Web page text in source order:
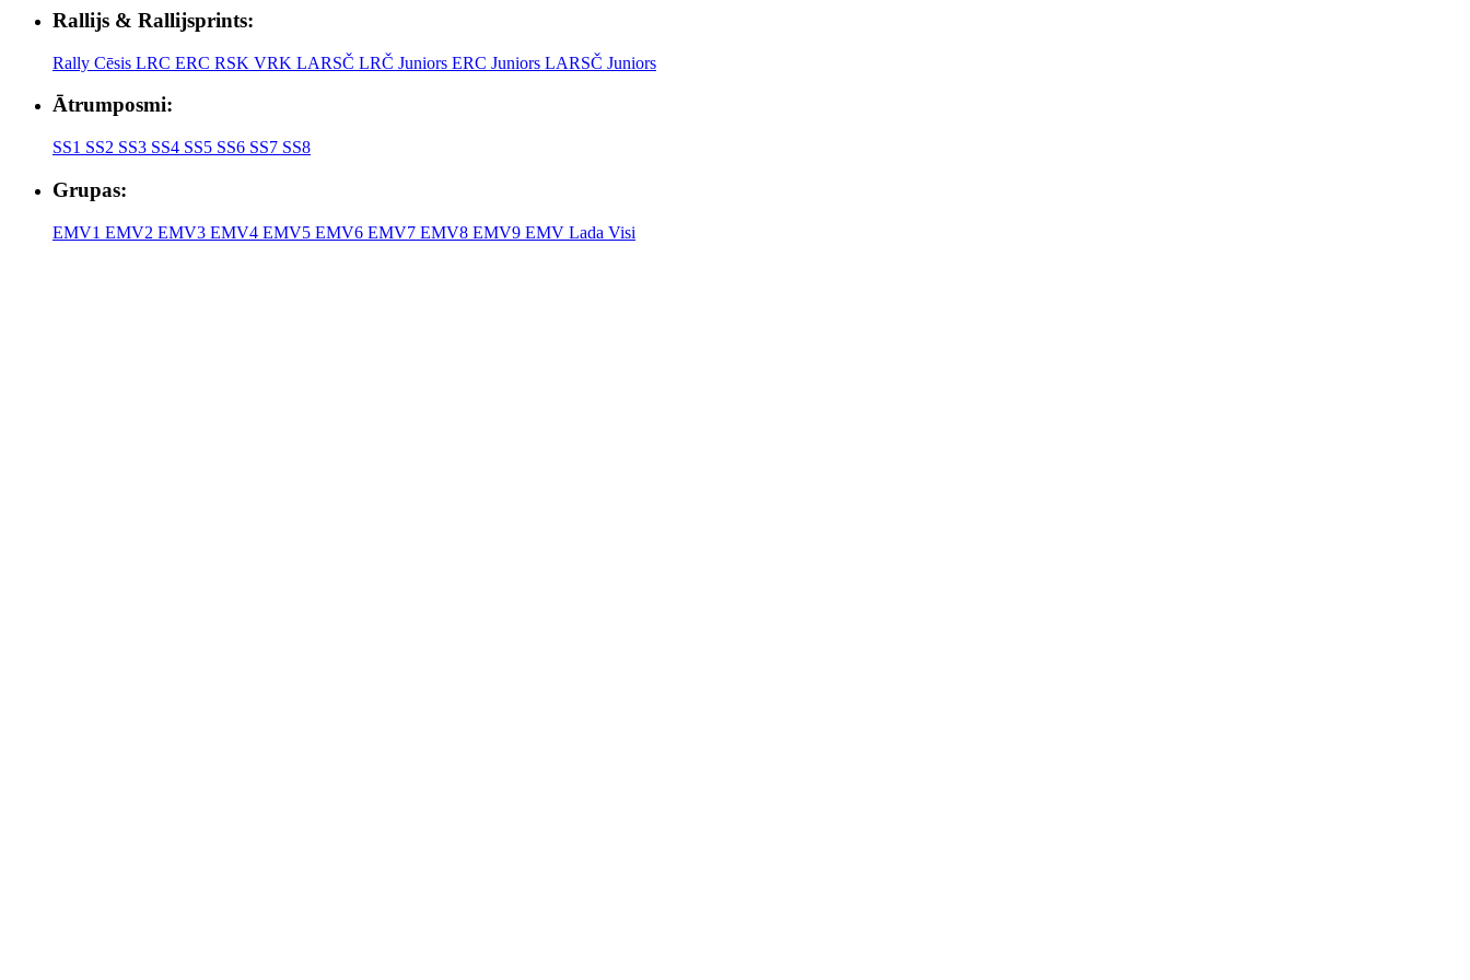
Rallijs & Rallijsprints:
Rally Cēsis LRC ERC RSK VRK LARSČ LRČ Juniors ERC Juniors LARSČ Juniors
Ātrumposmi:
SS1 SS2 SS3 SS4 SS5 SS6 SS7 SS8
Grupas:
EMV1 EMV2 EMV3 EMV4 EMV5 EMV6 EMV7 EMV8 EMV9 EMV Lada Visi